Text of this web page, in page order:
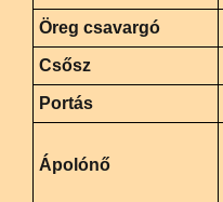
Öreg csavargó
Csősz
Portás
Ápolónő